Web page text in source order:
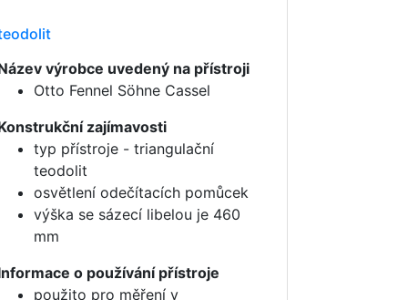
výrobce uvedený na přístroji
Otto Fennel Söhne Cassel
zajímavosti
typ přístroje - triangulační
teodolit
osvětlení odečítacích pomůcek
výška se sázecí libelou je 460
mm
o používání přístroje
použito pro měření v